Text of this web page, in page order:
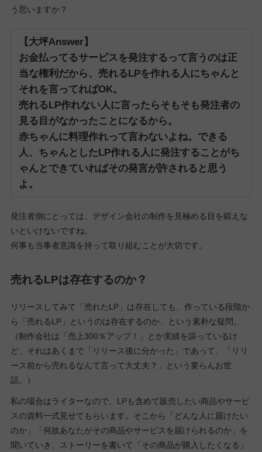
う思いますか？
【大坪Answer】
お金払ってるサービスを発注するって言うのは正
当な権利だから、売れるLPを作れる人にちゃんと
それを言ってればOK。
売れるLP作れない人に言ったらそもそも発注者の
見る目がなかったことになるから。
赤ちゃんに料理作れって言わないよね。 できる
人、ちゃんとしたLP作れる人に発注することがち
ゃんとできていればその発言が許されると思う
よ。
発注者側にとっては、デザイン会社の制作を見極める目を鍛えな
いといけないですね。
何事も当事者意識を持って取り組むことが大切です。
売れるLPは存在するのか？
リリースしてみて「売れたLP」は存在しても、作っている段階か
ら「売れるLP」というのは存在するのか、という素朴な疑問。
（制作会社は「売上300％アップ！」とか実績を謳っているけ
ど、それはあくまで「リリース後に分かった」であって、「リリ
ース前から売れるなんて言って大丈夫？」という要らんお世
話。）
私の場合はライターなので、LPも含めて販売したい商品やサービ
スの資料一式見せてもらいます。そこから「どんな人に届けたい
のか」「何故あなたがその商品やサービスを届けられるのか」を
聞いていき、ストーリーを書いて「その商品が購入したくなる」